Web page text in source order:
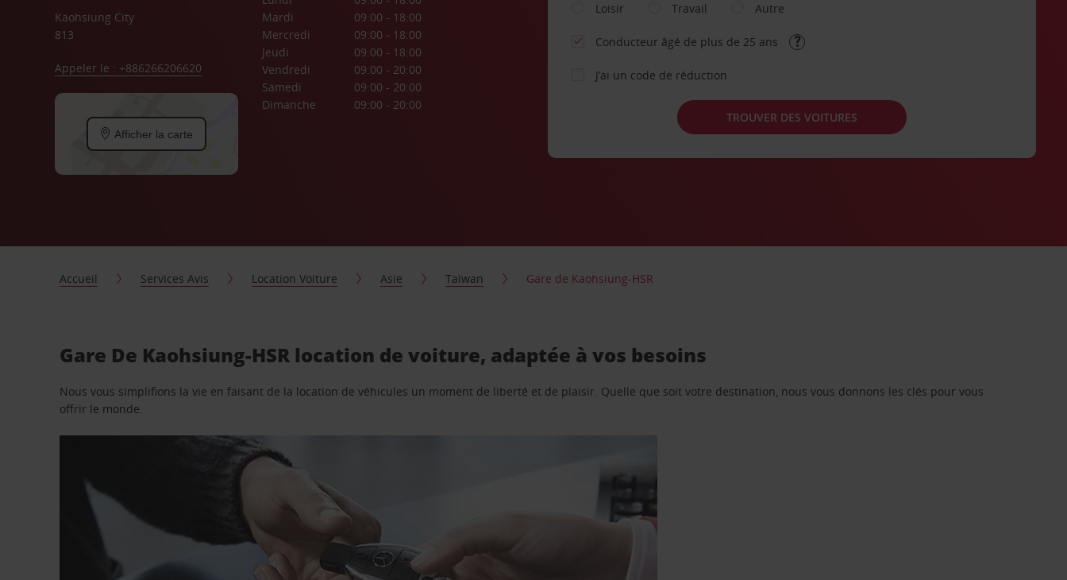
Kaohsiung City
813
Appeler le : +886266206620
Afficher la carte
Mardi
09:00 - 18:00
Mercredi
09:00 - 18:00
Jeudi
09:00 - 18:00
Vendredi
09:00 - 20:00
Samedi
09:00 - 20:00
Dimanche
09:00 - 20:00
Loisir
Travail Autre
Conducteur âgé de plus de 25 ans
J’ai un code de réduction
TROUVER DES VOITURES
Accueil Services Avis Location Voiture Asie Taïwan Gare de Kaohsiung-HSR
Gare De Kaohsiung-HSR location de voiture, adaptée à vos besoins
Nous vous simplifions la vie en faisant de la location de véhicules un moment de liberté et de plaisir. Quelle que soit votre destination, nous vous donnons les clés pour vous
offrir le monde.